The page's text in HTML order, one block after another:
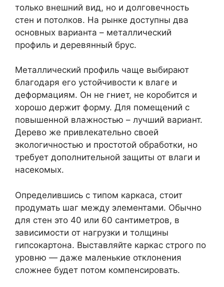
только внешний вид, но и долговечность
стен и потолков. На рынке доступны два
основных варианта – металлический
профиль и деревянный брус.
Металлический профиль чаще выбирают
благодаря его устойчивости к влаге и
деформациям. Он не гниет, не коробится и
хорошо держит форму. Для помещений с
повышенной влажностью – лучший вариант.
Дерево же привлекательно своей
экологичностью и простотой обработки, но
требует дополнительной защиты от влаги и
насекомых.
Определившись с типом каркаса, стоит
продумать шаг между элементами. Обычно
для стен это 40 или 60 сантиметров, в
зависимости от нагрузки и толщины
гипсокартона. Выставляйте каркас строго по
уровню — даже маленькие отклонения
сложнее будет потом компенсировать.